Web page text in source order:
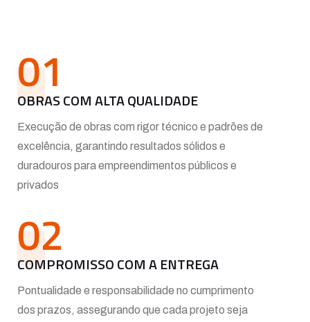
01
OBRAS COM ALTA QUALIDADE
Execução de obras com rigor técnico e padrões de
excelência, garantindo resultados sólidos e
duradouros para empreendimentos públicos e
privados
02
COMPROMISSO COM A ENTREGA
Pontualidade e responsabilidade no cumprimento
dos prazos, assegurando que cada projeto seja